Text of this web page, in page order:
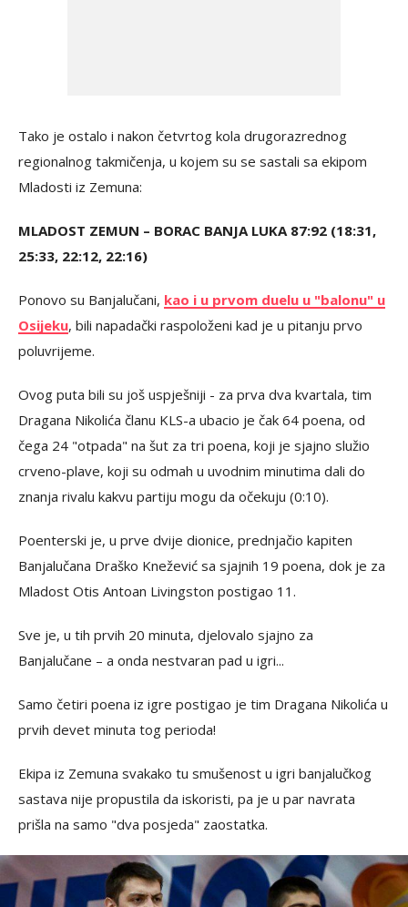
Tako je ostalo i nakon četvrtog kola drugorazrednog
regionalnog takmičenja, u kojem su se sastali sa ekipom
Mladosti iz Zemuna:
MLADOST ZEMUN – BORAC BANJA LUKA 87:92 (18:31,
25:33, 22:12, 22:16)
Ponovo su Banjalučani, kao i u prvom duelu u "balonu" u
Osijeku, bili napadački raspoloženi kad je u pitanju prvo
poluvrijeme.
Ovog puta bili su još uspješniji - za prva dva kvartala, tim
Dragana Nikolića članu KLS-a ubacio je čak 64 poena, od
čega 24 "otpada" na šut za tri poena, koji je sjajno služio
crveno-plave, koji su odmah u uvodnim minutima dali do
znanja rivalu kakvu partiju mogu da očekuju (0:10).
Poenterski je, u prve dvije dionice, prednjačio kapiten
Banjalučana Draško Knežević sa sjajnih 19 poena, dok je za
Mladost Otis Antoan Livingston postigao 11.
Sve je, u tih prvih 20 minuta, djelovalo sjajno za
Banjalučane – a onda nestvaran pad u igri...
Samo četiri poena iz igre postigao je tim Dragana Nikolića u
prvih devet minuta tog perioda!
Ekipa iz Zemuna svakako tu smušenost u igri banjalučkog
sastava nije propustila da iskoristi, pa je u par navrata
prišla na samo "dva posjeda" zaostatka.